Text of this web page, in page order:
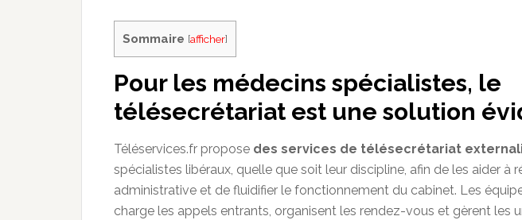
Sommaire [afficher]
Pour les médecins spécialistes, le
télésecrétariat est une solution
Téléservices.fr propose des services de télésecrétariat
spécialistes libéraux, quelle que soit leur discipline, afin de les aider à
administrative et de fluidifier le fonctionnement du cabinet. Les
charge les appels entrants, organisent les rendez-vous et gèrent les